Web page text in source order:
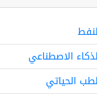
الاصطناعي
الحياتي